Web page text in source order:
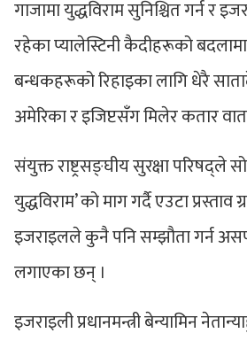
गाजामा युद्धविराम सुनिश्चित गर्न र
रहेका प्यालेस्टिनी कैदीहरूको
बन्धकहरूको रिहाइका लागि धेरै
अमेरिका र इजिप्टसँग मिलेर कतार
संयुक्त राष्ट्रसङ्घीय सुरक्षा परिषद्ले
युद्धविराम’ को माग गर्दै एउटा
इजराइलले कुनै पनि सम्झौता गर्न
लगाएका छन् ।
इजराइली प्रधानमन्त्री बेन्यामिन